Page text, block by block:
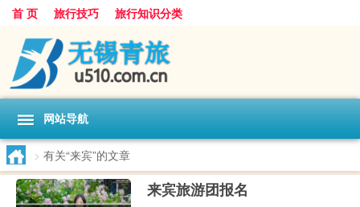
首 页 旅行技巧 旅行知识分类
网站导航
> 有关“来宾”的文章
来宾旅游团报名